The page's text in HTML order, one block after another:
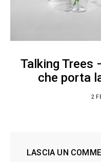
Talking Trees
che porta
2
LASCIA UN